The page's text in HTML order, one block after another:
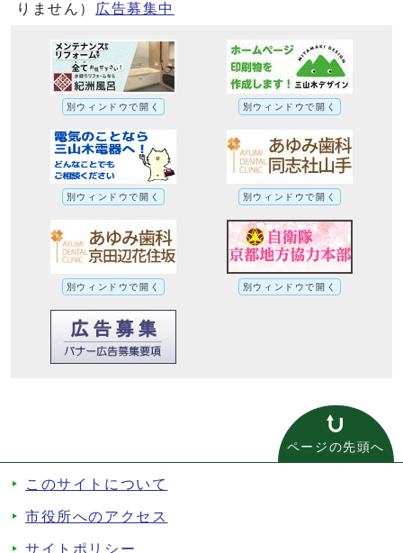
りません）
広告募集中
別ウィンドウで開く 別ウィンドウで開く
別ウィンドウで開く 別ウィンドウで開く
別ウィンドウで開く 別ウィンドウで開く
ページの先頭へ
このサイトについて
市役所へのアクセス
サイトポリシー